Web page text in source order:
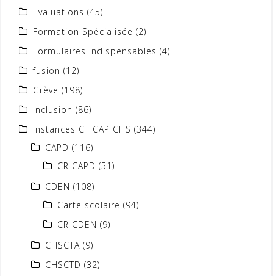
Evaluations (45)
Formation Spécialisée (2)
Formulaires indispensables (4)
fusion (12)
Grève (198)
Inclusion (86)
Instances CT CAP CHS (344)
CAPD (116)
CR CAPD (51)
CDEN (108)
Carte scolaire (94)
CR CDEN (9)
CHSCTA (9)
CHSCTD (32)